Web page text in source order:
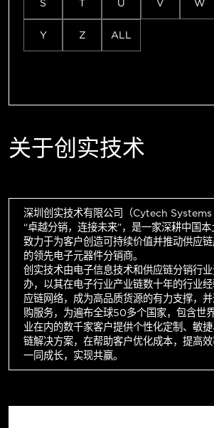
S T U V W
Y Z ALL
关于创实技术
深圳创实技术有限公司（Cytech
“卓越分销，连接未来”，是一家深耕中国本
致力于为客户创造可持续价值并推动供应
的领先电子元器件分销商。
创实技术由电子信息技术和供应链分销行
办，以其在电子行业产业链数十年的行业
应链网络，成为高品质货源的有力支撑，
购服务，为遍布全球50多个国家，包含世
业在内的数千家客户提供个性化定制、敏
链解决方案，在帮助客户优化成本，提高
一同成长，实现共赢。